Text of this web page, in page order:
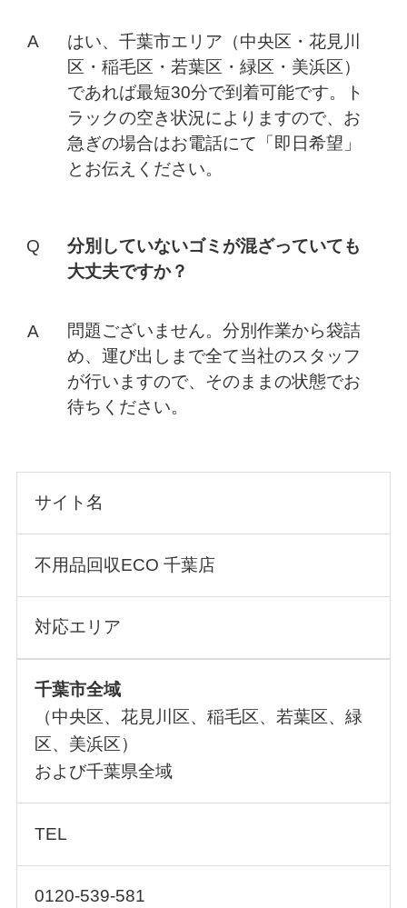
はい、千葉市エリア（中央区・花見川
区・稲毛区・若葉区・緑区・美浜区）
であれば最短30分で到着可能です。ト
ラックの空き状況によりますので、お
急ぎの場合はお電話にて「即日希望」
とお伝えください。
分別していないゴミが混ざっていても
大丈夫ですか？
問題ございません。分別作業から袋詰
め、運び出しまで全て当社のスタッフ
が行いますので、そのままの状態でお
待ちください。
サイト名
不用品回収ECO 千葉店
対応エリア
千葉市全域
（中央区、花見川区、稲毛区、若葉区、緑
区、美浜区）
および千葉県全域
TEL
0120-539-581